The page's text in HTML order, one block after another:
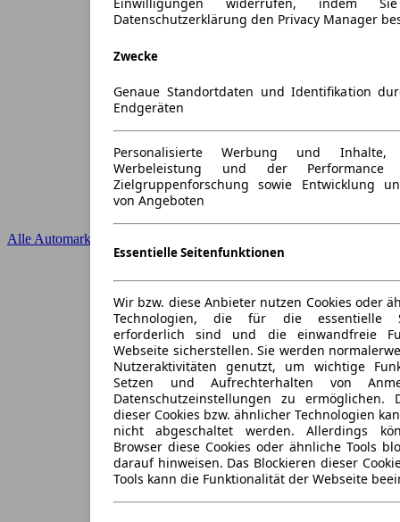
Alle Automarken
Einwilligungen widerrufen, indem
Datenschutzerklärung den Privacy Manager
Zwecke
Genaue Standortdaten und Identifikation
Endgeräten
Personalisierte Werbung und Inhalte,
Werbeleistung und der
Zielgruppenforschung sowie Entwicklung
von Angeboten
Essentielle Seitenfunktionen
Wir bzw. diese Anbieter nutzen Cookies oder
Technologien, die für die essentielle
erforderlich sind und die einwandfreie
Webseite sicherstellen. Sie werden
Nutzeraktivitäten genutzt, um wichtige
Setzen und Aufrechterhalten von
Datenschutzeinstellungen zu ermöglichen.
dieser Cookies bzw. ähnlicher Technologien
nicht abgeschaltet werden. Allerdings
Browser diese Cookies oder ähnliche Tools
darauf hinweisen. Das Blockieren dieser
Tools kann die Funktionalität der Webseite